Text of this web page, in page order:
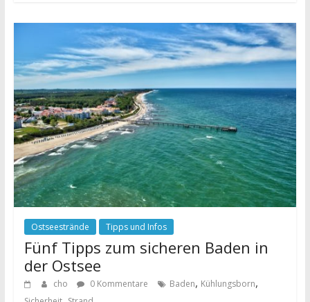
Ostseestrände Tipps und Infos
Fünf Tipps zum sicheren Baden in
der Ostsee
cho 0 Kommentare Baden, Kühlungsborn,